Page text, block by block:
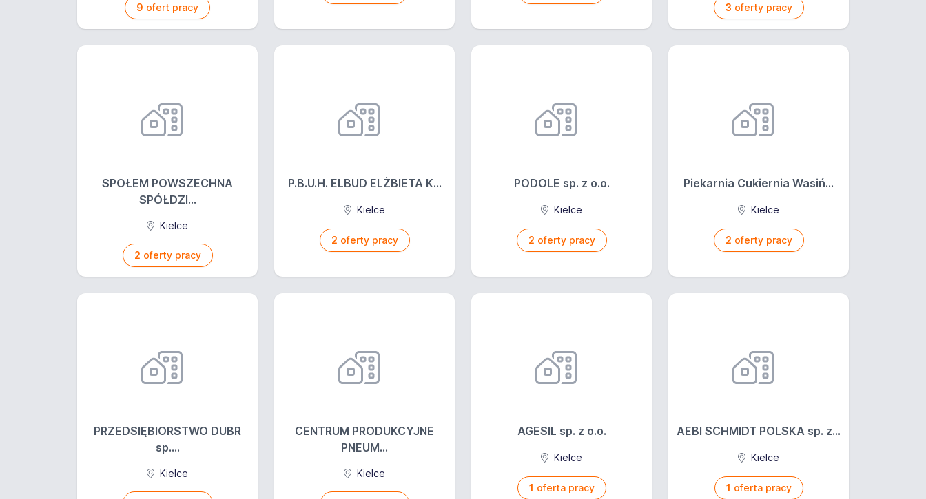
9 ofert pracy 3 oferty pracy
SPOŁEM POWSZECHNA
SPÓŁDZI...
Kielce
2 oferty pracy
P.B.U.H. ELBUD ELŻBIETA K...
Kielce
2 oferty pracy
PODOLE sp. z o.o.
Kielce
2 oferty pracy
Piekarnia Cukiernia Wasiń...
Kielce
2 oferty pracy
PRZEDSIĘBIORSTWO DUBR
sp....
Kielce
CENTRUM PRODUKCYJNE
PNEUM...
Kielce
AGESIL sp. z o.o.
Kielce
1 oferta pracy
AEBI SCHMIDT POLSKA sp. z...
Kielce
1 oferta pracy